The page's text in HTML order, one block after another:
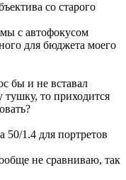
со старого
с автофокусом
для бюджета моего
бы и не вставал
тушку, то приходится
1.4 для портретов
не сравниваю, так